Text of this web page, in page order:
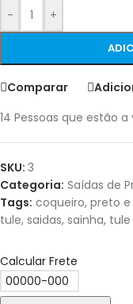
- +
Comparar
14 Pessoas que estão
SKU: 3
Categoria: Saídas de
Tags: coqueiro, preto
tule, saidas, sainha, tule
Calcular Frete